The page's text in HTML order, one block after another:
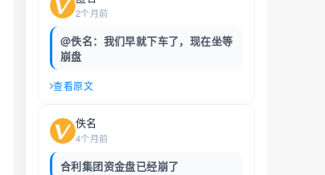
2个月前
@佚名：我们早就下车了，现在坐等
崩盘
查看原文
佚名
4个月前
合利集团资金盘已经崩了